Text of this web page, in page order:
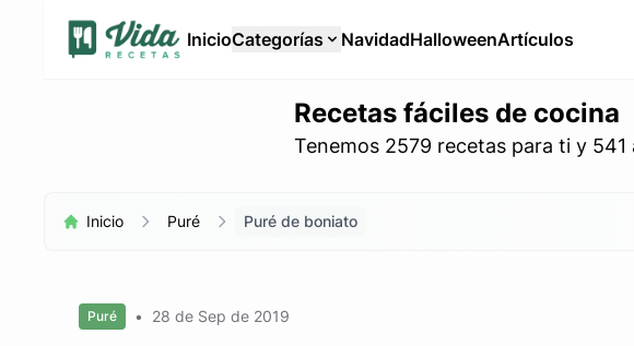
InicioCategorías NavidadHalloweenArtículos
Recetas fáciles de cocina
Tenemos 2579 recetas para ti y 541
Inicio Puré Puré de boniato
Puré • 28 de Sep de 2019